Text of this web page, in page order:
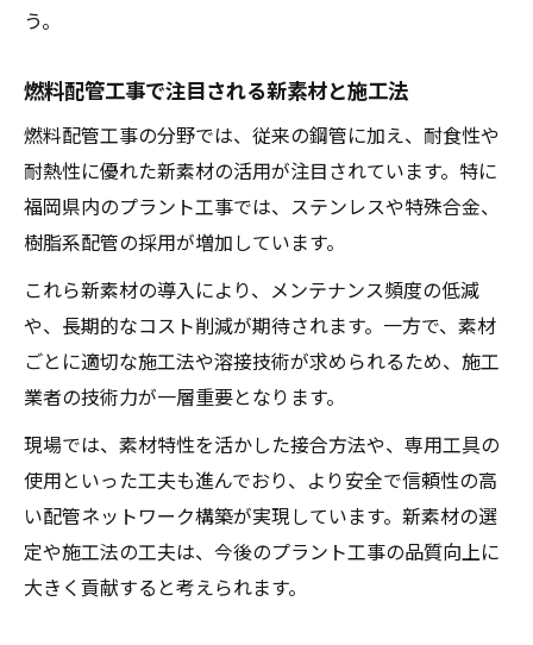
う。
燃料配管工事で注目される新素材と施工法
燃料配管工事の分野では、従来の鋼管に加え、耐食性や
耐熱性に優れた新素材の活用が注目されています。特に
福岡県内のプラント工事では、ステンレスや特殊合金、
樹脂系配管の採用が増加しています。
これら新素材の導入により、メンテナンス頻度の低減
や、長期的なコスト削減が期待されます。一方で、素材
ごとに適切な施工法や溶接技術が求められるため、施工
業者の技術力が一層重要となります。
現場では、素材特性を活かした接合方法や、専用工具の
使用といった工夫も進んでおり、より安全で信頼性の高
い配管ネットワーク構築が実現しています。新素材の選
定や施工法の工夫は、今後のプラント工事の品質向上に
大きく貢献すると考えられます。